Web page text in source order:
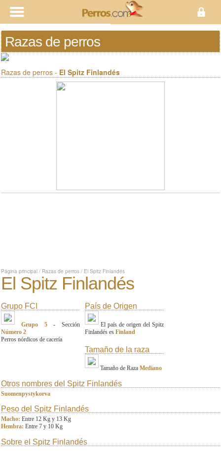
Razas de perros
Razas de perros - El Spitz Finlandés
Página principal / Razas de perros / El Spitz Finlandés
El Spitz Finlandés
Grupo FCI
Grupo 5- Sección
Número 2
Perros nórdicos de cacería
País de Origen
El país de origen del Spitz
Finlandés es Finland
Tamaño de la raza
Tamaño de Raza Mediano
Otros nombres del Spitz Finlandés
Suomenpystykorva
Peso del Spitz Finlandés
Macho: Entre 12 Kg y 13 Kg
Hembra: Entre 7 y 10 Kg
Sobre el Spitz Finlandés